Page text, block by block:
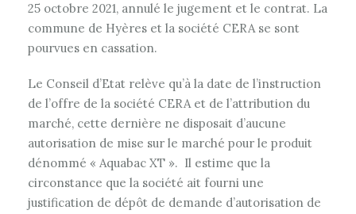
25 octobre 2021, annulé le jugement et le contrat. La
commune de Hyères et la société CERA se sont
pourvues en cassation.
Le Conseil d’Etat relève qu’à la date de l’instruction
de l’offre de la société CERA et de l’attribution du
marché, cette dernière ne disposait d’aucune
autorisation de mise sur le marché pour le produit
dénommé « Aquabac XT ». Il estime que la
circonstance que la société ait fourni une
justification de dépôt de demande d’autorisation de